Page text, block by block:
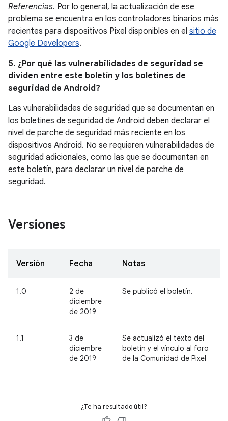
Referencias. Por lo general, la actualización de ese
problema se encuentra en los controladores binarios más
recientes para dispositivos Pixel disponibles en el sitio de
Google Developers.
5. ¿Por qué las vulnerabilidades de seguridad se
dividen entre este boletín y los boletines de
seguridad de Android?
Las vulnerabilidades de seguridad que se documentan en
los boletines de seguridad de Android deben declarar el
nivel de parche de seguridad más reciente en los
dispositivos Android. No se requieren vulnerabilidades de
seguridad adicionales, como las que se documentan en
este boletín, para declarar un nivel de parche de
seguridad.
Versiones
Versión Fecha Notas
1.0
2 de
diciembre
de 2019
Se publicó el boletín.
1.1
3 de
diciembre
de 2019
Se actualizó el texto del
boletín y el vínculo al foro
de la Comunidad de Pixel
¿Te ha resultado útil?